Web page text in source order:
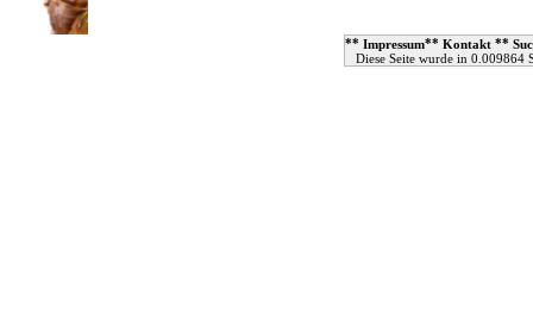
** Impressum** Kontakt **
Diese Seite wurde in 0.009864